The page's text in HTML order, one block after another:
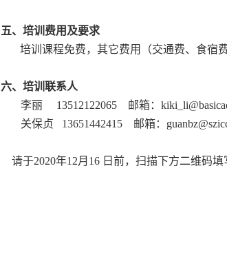
五、培训费用及要求
培训课程免费，其它费用（交通费、食宿
六、培训联系人
李丽 13512122065 邮箱：
关保贞 13651442415 邮箱：
请于2020年12月16 日前，扫描下方二维码填